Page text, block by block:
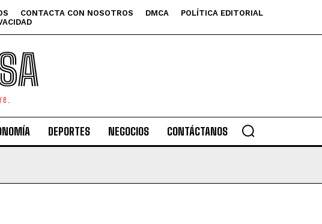
CONTACTA CON NOSOTROS DMCA
POLÍTICA EDITORIAL
DEPORTES NEGOCIOS CONTÁCTANOS